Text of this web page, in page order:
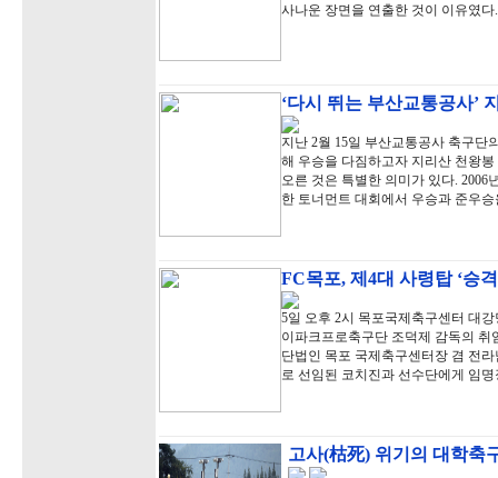
사나운 장면을 연출한 것이 이유였
‘다시 뛰는 부산교통공사’
지난 2월 15일 부산교통공사 축구단
해 우승을 다짐하고자 지리산 천왕
오른 것은 특별한 의미가 있다.
한 토너먼트 대회에서 우승과 준우
FC목포, 제4대 사령탑 ‘승
5일 오후 2시 목포국제축구센터 대
이파크프로축구단 조덕제 감독의
단법인 목포 국제축구센터장 겸 전
로 선임된 코치진과 선수단에게 임
고사(枯死) 위기의 대학축